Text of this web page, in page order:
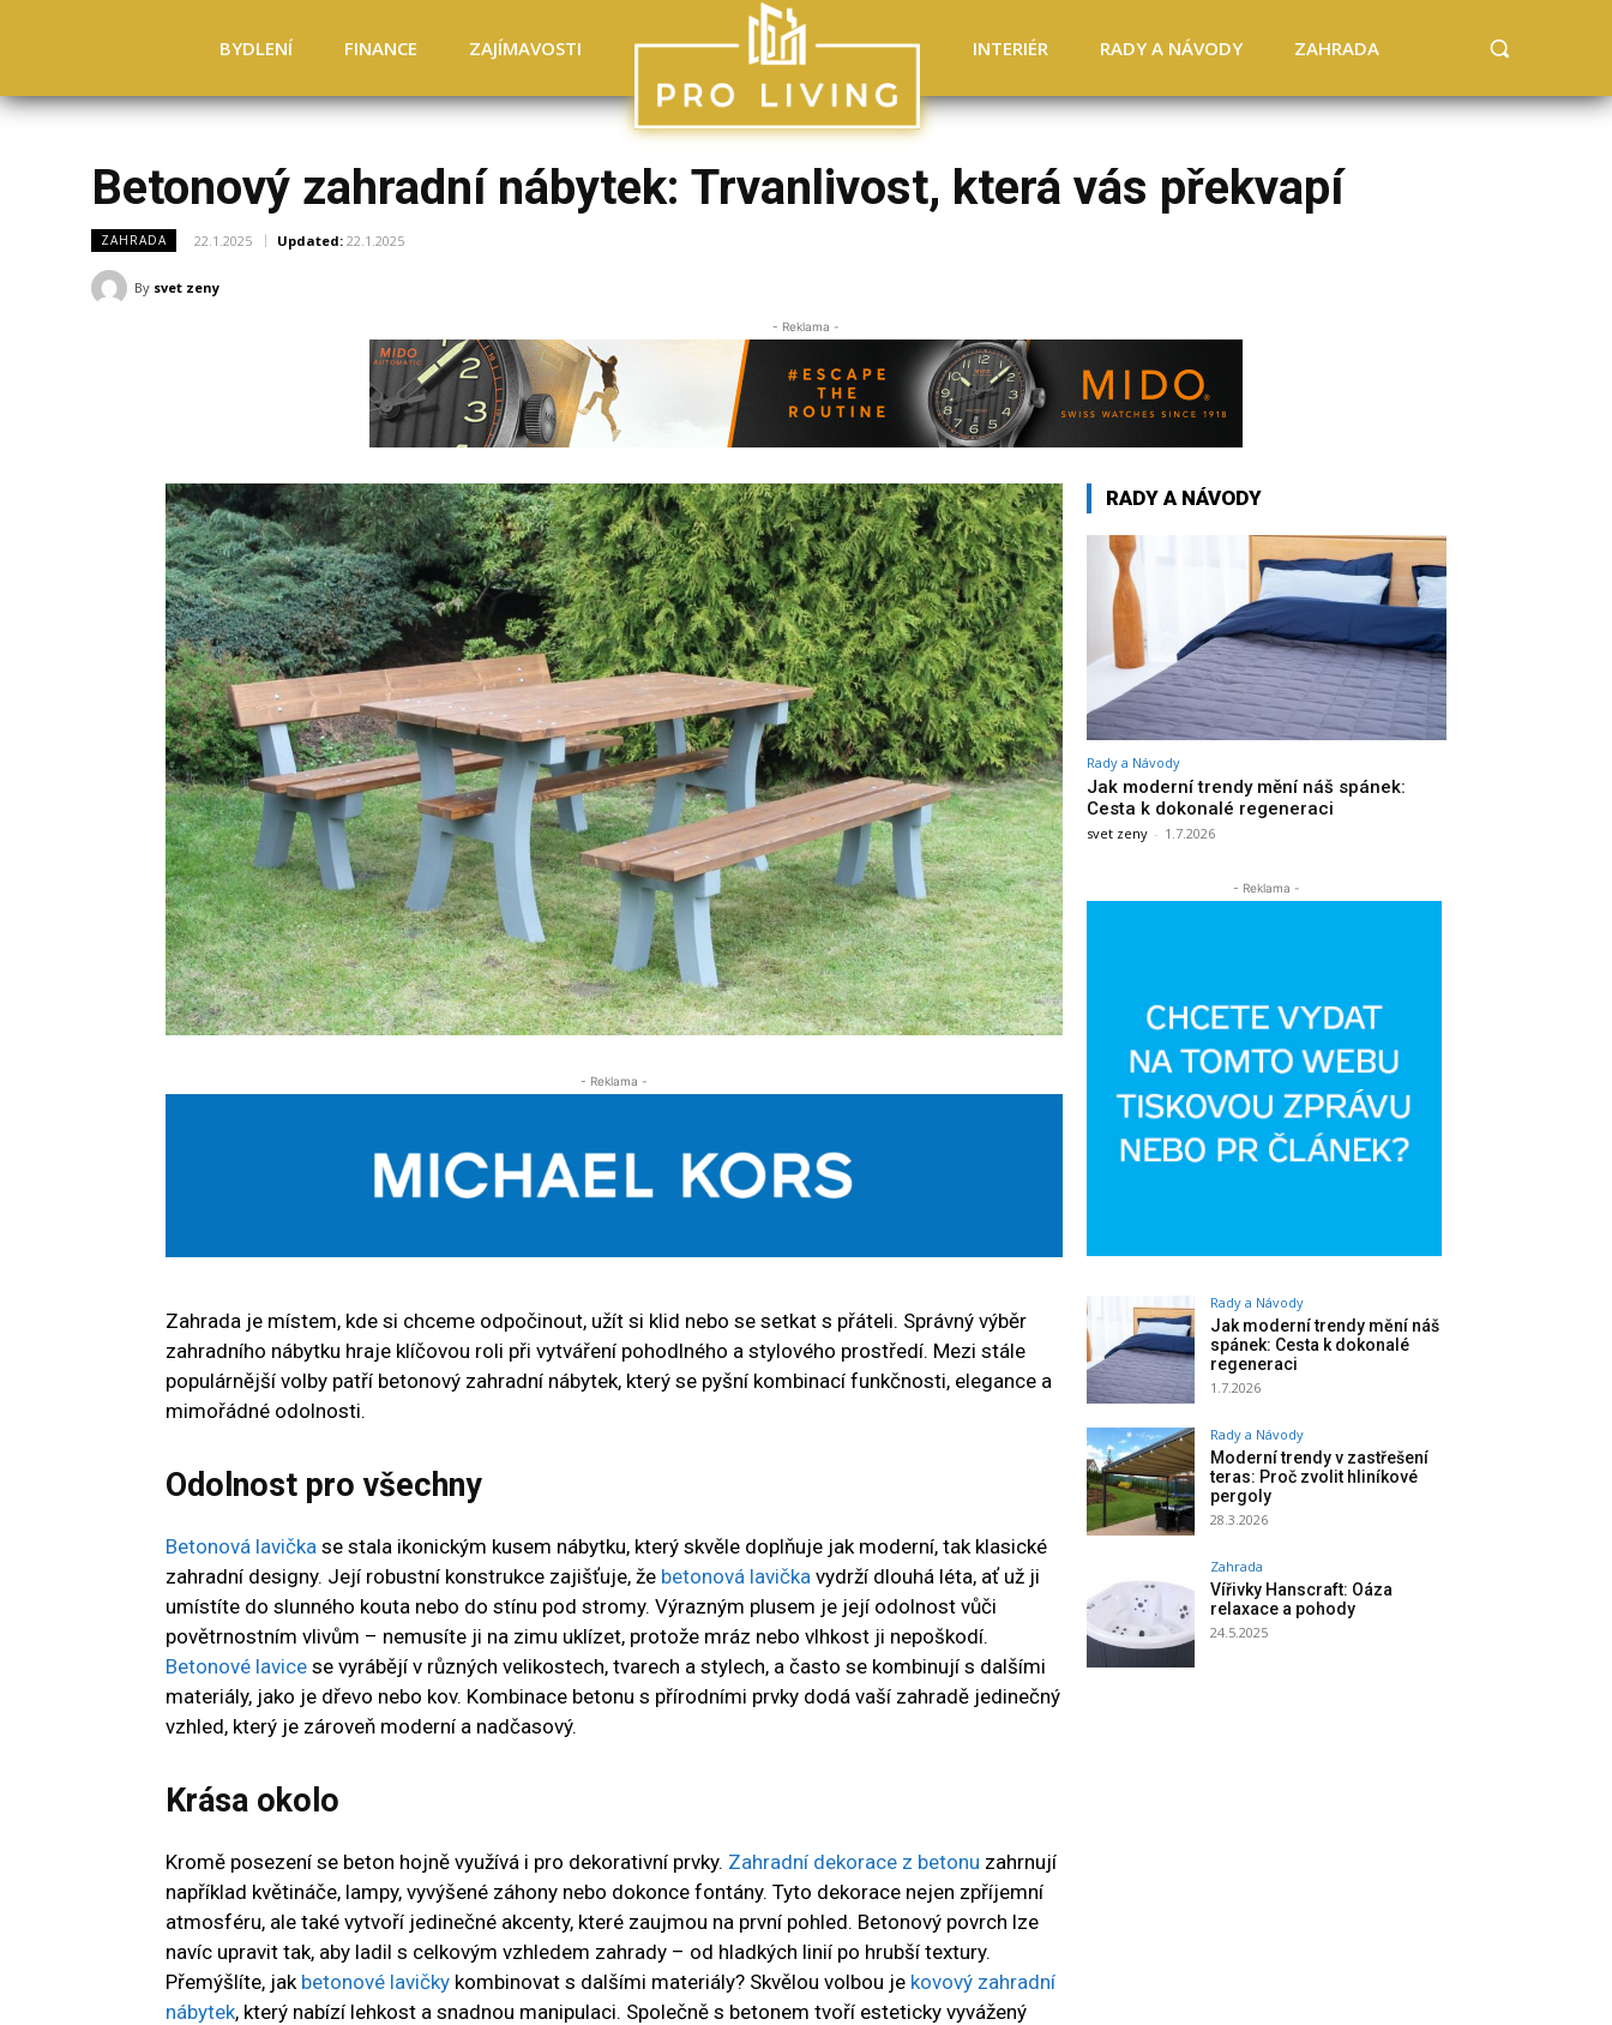
BYDLENÍ FINANCE ZAJÍMAVOSTI INTERIÉR RADY A NÁVODY ZAHRADA
Betonový zahradní nábytek: Trvanlivost, která vás překvapí
ZAHRADA 22.1.2025 Updated: 22.1.2025
By svet zeny
- Reklama -
- Reklama -
Zahrada je místem, kde si chceme odpočinout, užít si klid nebo se setkat s přáteli. Správný výběr
zahradního nábytku hraje klíčovou roli při vytváření pohodlného a stylového prostředí. Mezi stále
populárnější volby patří betonový zahradní nábytek, který se pyšní kombinací funkčnosti, elegance a
mimořádné odolnosti.
Odolnost pro všechny
Betonová lavička se stala ikonickým kusem nábytku, který skvěle doplňuje jak moderní, tak klasické
zahradní designy. Její robustní konstrukce zajišťuje, že betonová lavička vydrží dlouhá léta, ať už ji
umístíte do slunného kouta nebo do stínu pod stromy. Výrazným plusem je její odolnost vůči
povětrnostním vlivům – nemusíte ji na zimu uklízet, protože mráz nebo vlhkost ji nepoškodí.
Betonové lavice se vyrábějí v různých velikostech, tvarech a stylech, a často se kombinují s dalšími
materiály, jako je dřevo nebo kov. Kombinace betonu s přírodními prvky dodá vaší zahradě jedinečný
vzhled, který je zároveň moderní a nadčasový.
Krása okolo
Kromě posezení se beton hojně využívá i pro dekorativní prvky. Zahradní dekorace z betonu zahrnují
například květináče, lampy, vyvýšené záhony nebo dokonce fontány. Tyto dekorace nejen zpříjemní
atmosféru, ale také vytvoří jedinečné akcenty, které zaujmou na první pohled. Betonový povrch lze
navíc upravit tak, aby ladil s celkovým vzhledem zahrady – od hladkých linií po hrubší textury.
Přemýšlíte, jak betonové lavičky kombinovat s dalšími materiály? Skvělou volbou je kovový zahradní
nábytek, který nabízí lehkost a snadnou manipulaci. Společně s betonem tvoří esteticky vyvážený
RADY A NÁVODY
Rady a Návody
Jak moderní trendy mění náš spánek:
Cesta k dokonalé regeneraci
svet zeny - 1.7.2026
- Reklama -
Rady a Návody
Jak moderní trendy mění náš
spánek: Cesta k dokonalé
regeneraci
1.7.2026
Rady a Návody
Moderní trendy v zastřešení
teras: Proč zvolit hliníkové
pergoly
28.3.2026
Zahrada
Vířivky Hanscraft: Oáza
relaxace a pohody
24.5.2025